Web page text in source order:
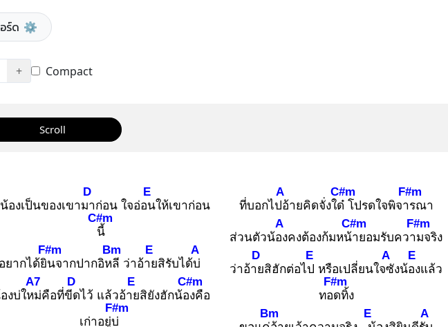
ร์ด ⚙️
+ Compact
Scroll
องเป็นของเขามา
D
ก่อน ใจอ่อน
E
ให้เขาก่อน
นี้
C#m
อยากได้ยิน
F#m
จากปากอิหลี
Bm
ว่าอ้าย
E
สิรับได้บ่
A
งบ่ใหม่
A7
คือที่ขีด
D
ไว้ แล้วอ้าย
E
สิยังฮักน้อง
C#m
คือ
เก่าอยู่บ่
F#m
ที่บอกไปอ้
A
ายคิดจั่งใด๋
C#m
โปรดใจพิจาร
F#m
ณา
ส่วนตัวน้อง
A
คงต้องก้มหน้า
C#m
ยอมรับความ
F#m
จริง
ว่าอ้าย
D
สิฮักต่อไป
E
หรือเปลี่ยนใจซั
A
งน้อง
E
แล้ว
ทอด
F#m
ทิ้ง
Bm
E
A